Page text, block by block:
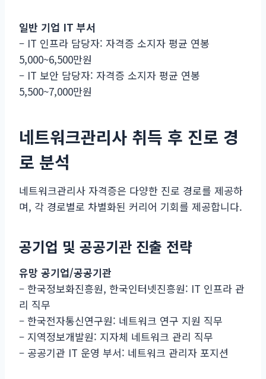
일반 기업 IT 부서
– IT 인프라 담당자: 자격증 소지자 평균 연봉
5,000~6,500만원
– IT 보안 담당자: 자격증 소지자 평균 연봉
5,500~7,000만원
네트워크관리사 취득 후 진로 경
로 분석
네트워크관리사 자격증은 다양한 진로 경로를 제공하
며, 각 경로별로 차별화된 커리어 기회를 제공합니다.
공기업 및 공공기관 진출 전략
유망 공기업/공공기관
– 한국정보화진흥원, 한국인터넷진흥원: IT 인프라 관
리 직무
– 한국전자통신연구원: 네트워크 연구 지원 직무
– 지역정보개발원: 지자체 네트워크 관리 직무
– 공공기관 IT 운영 부서: 네트워크 관리자 포지션